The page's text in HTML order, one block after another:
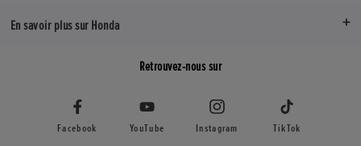
En savoir plus sur Honda
Retrouvez-nous sur
Facebook YouTube Instagram TikTok